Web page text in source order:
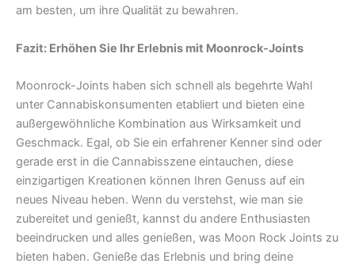
am besten, um ihre Qualität zu bewahren.
Fazit: Erhöhen Sie Ihr Erlebnis mit Moonrock-Joints
Moonrock-Joints haben sich schnell als begehrte Wahl
unter Cannabiskonsumenten etabliert und bieten eine
außergewöhnliche Kombination aus Wirksamkeit und
Geschmack. Egal, ob Sie ein erfahrener Kenner sind oder
gerade erst in die Cannabisszene eintauchen, diese
einzigartigen Kreationen können Ihren Genuss auf ein
neues Niveau heben. Wenn du verstehst, wie man sie
zubereitet und genießt, kannst du andere Enthusiasten
beeindrucken und alles genießen, was Moon Rock Joints zu
bieten haben. Genieße das Erlebnis und bring deine